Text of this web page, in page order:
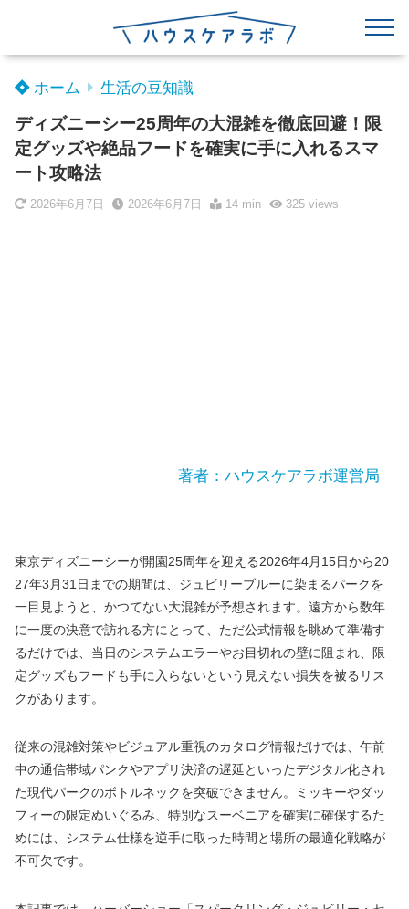
ホーム 生活の豆知識
ディズニーシー25周年の大混雑を徹底回避！限
定グッズや絶品フードを確実に手に入れるスマ
ート攻略法
2026年6月7日 2026年6月7日 14 min 325views
著者：ハウスケアラボ運営局
東京ディズニーシーが開園25周年を迎える2026年4月15日から20
27年3月31日までの期間は、ジュビリーブルーに染まるパークを
一目見ようと、かつてない大混雑が予想されます。遠方から数年
に一度の決意で訪れる方にとって、ただ公式情報を眺めて準備す
るだけでは、当日のシステムエラーやお目切れの壁に阻まれ、限
定グッズもフードも手に入らないという見えない損失を被るリス
クがあります。
従来の混雑対策やビジュアル重視のカタログ情報だけでは、午前
中の通信帯域パンクやアプリ決済の遅延といったデジタル化され
た現代パークのボトルネックを突破できません。ミッキーやダッ
フィーの限定ぬいぐるみ、特別なスーベニアを確実に確保するた
めには、システム仕様を逆手に取った時間と場所の最適化戦略が
不可欠です。